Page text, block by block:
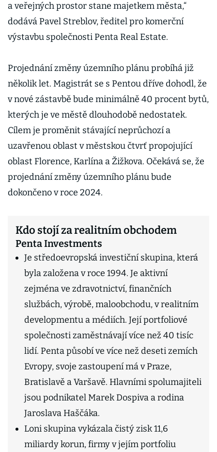
a veřejných prostor stane majetkem města,“
dodává Pavel Streblov, ředitel pro komerční
výstavbu společnosti Penta Real Estate.
Projednání změny územního plánu probíhá již
několik let. Magistrát se s Pentou dříve dohodl, že
v nové zástavbě bude minimálně 40 procent bytů,
kterých je ve městě dlouhodobě nedostatek.
Cílem je proměnit stávající neprůchozí a
uzavřenou oblast v městskou čtvrť propojující
oblast Florence, Karlína a Žižkova. Očekává se, že
projednání změny územního plánu bude
dokončeno v roce 2024.
Kdo stojí za realitním obchodem
Penta Investments
Je středoevropská investiční skupina, která
byla založena v roce 1994. Je aktivní
zejména ve zdravotnictví, finančních
službách, výrobě, maloobchodu, v realitním
developmentu a médiích. Její portfoliové
společnosti zaměstnávají více než 40 tisíc
lidí. Penta působí ve více než deseti zemích
Evropy, svoje zastoupení má v Praze,
Bratislavě a Varšavě. Hlavními spolumajiteli
jsou podnikatel Marek Dospiva a rodina
Jaroslava Haščáka.
Loni skupina vykázala čistý zisk 11,6
miliardy korun, firmy v jejím portfoliu